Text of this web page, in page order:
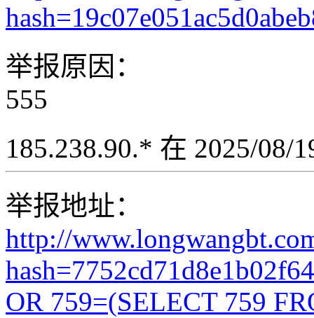
举报原因：
555
185.238.90.* 在 2025/08/
举报地址：
http://
OR 759=(SELECT 759